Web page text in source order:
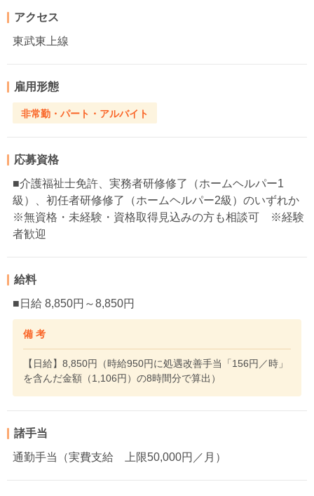
アクセス
東武東上線
雇用形態
非常勤・パート・アルバイト
応募資格
■介護福祉士免許、実務者研修修了（ホームヘルパー1
級）、初任者研修修了（ホームヘルパー2級）のいずれか
※無資格・未経験・資格取得見込みの方も相談可 ※経験
者歓迎
給料
■日給 8,850円～8,850円
備 考
【日給】8,850円（時給950円に処遇改善手当「156円／時」
を含んだ金額（1,106円）の8時間分で算出）
諸手当
通勤手当（実費支給 上限50,000円／月）